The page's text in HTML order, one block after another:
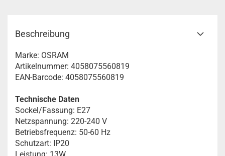
Beschreibung
Marke: OSRAM
Artikelnummer: 4058075560819
EAN-Barcode: 4058075560819
Technische Daten
Sockel/Fassung: E27
Netzspannung: 220-240 V
Betriebsfrequenz: 50-60 Hz
Schutzart: IP20